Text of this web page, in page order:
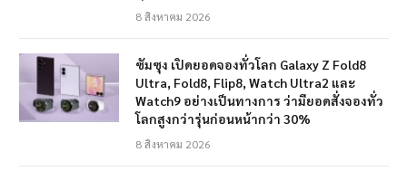
8 สิงหาคม 2026
ซัมซุง เปิดยอดจองทั่วโลก Galaxy Z Fold8
Ultra, Fold8, Flip8, Watch Ultra2 และ
Watch9 อย่างเป็นทางการ ว่ามียอดสั่งจองทั่ว
โลกสูงกว่ารุ่นก่อนหน้ากว่า 30%
8 สิงหาคม 2026